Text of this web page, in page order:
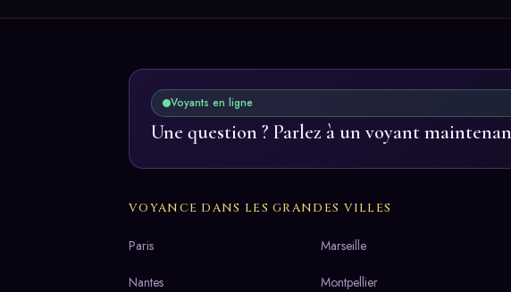
Voyants en ligne
Une question ? Parlez à un voyant
VOYANCE DANS LES GRANDES VILLES
Paris Marseille
Nantes Montpellier